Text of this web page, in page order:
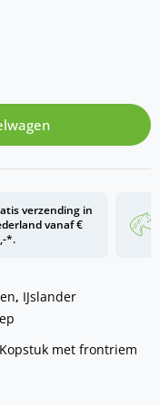
verzending in
vanaf €
*.
, IJslander
Kopstuk met frontriem